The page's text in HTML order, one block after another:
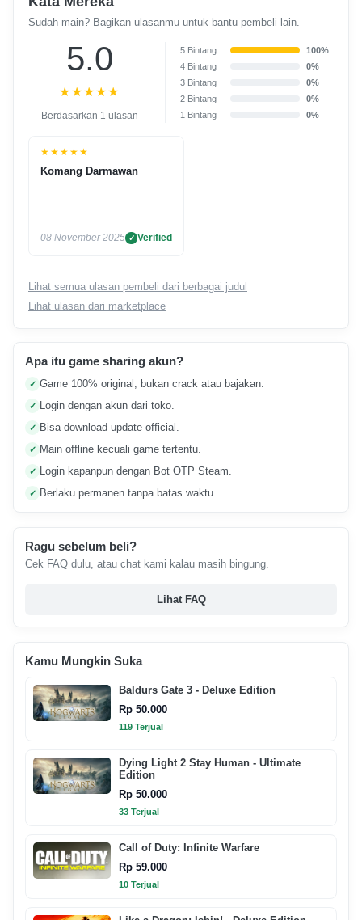
Sudah main? Bagikan ulasanmu untuk bantu pembeli lain.
5.0
★★★★★
Berdasarkan 1 ulasan
5 Bintang
100%
4 Bintang
0%
3 Bintang
0%
2 Bintang
0%
1 Bintang
0%
★★★★★
Komang Darmawan
08 November 2025 Verified
Lihat semua ulasan pembeli dari berbagai judul
Lihat ulasan dari marketplace
Apa itu game sharing akun?
✓ Game 100% original, bukan crack atau bajakan.
✓ Login dengan akun dari toko.
✓ Bisa download update official.
✓ Main offline kecuali game tertentu.
✓ Login kapanpun dengan Bot OTP Steam.
✓ Berlaku permanen tanpa batas waktu.
Ragu sebelum beli?
Cek FAQ dulu, atau chat kami kalau masih bingung.
Lihat FAQ
Kamu Mungkin Suka
Baldurs Gate 3 - Deluxe Edition
Rp 50.000
119 Terjual
Dying Light 2 Stay Human - Ultimate
Edition
Rp 50.000
33 Terjual
Call of Duty: Infinite Warfare
Rp 59.000
10 Terjual